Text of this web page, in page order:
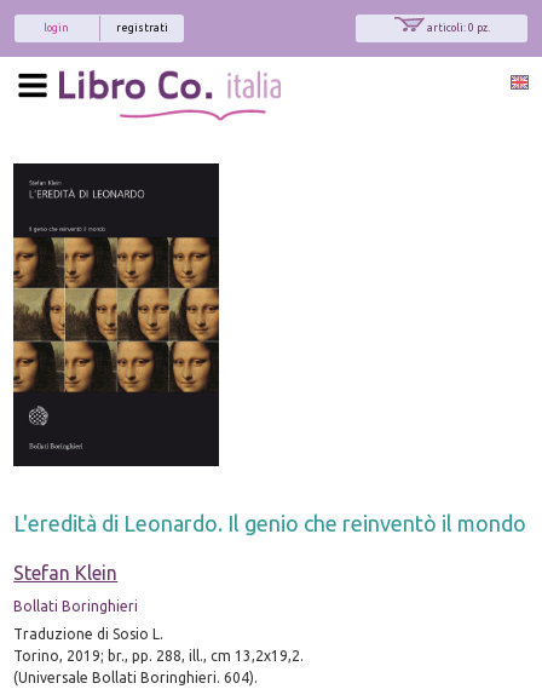
articoli: 0 pz.
registrati
login
L'eredità di Leonardo. Il genio che reinventò il mondo
Stefan Klein
Bollati Boringhieri
Traduzione di Sosio L.
Torino, 2019; br., pp. 288, ill., cm 13,2x19,2.
(Universale Bollati Boringhieri. 604).